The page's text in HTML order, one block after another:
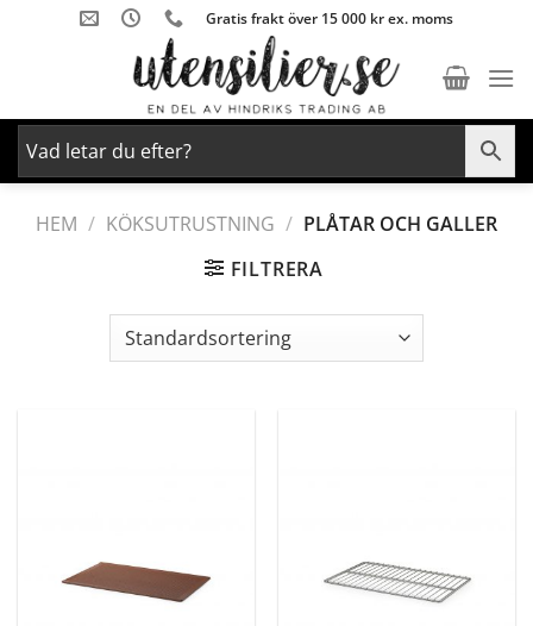
Gratis frakt över 15 000 kr ex. moms
HEM / KÖKSUTRUSTNING / PLÅTAR OCH GALLER
FILTRERA